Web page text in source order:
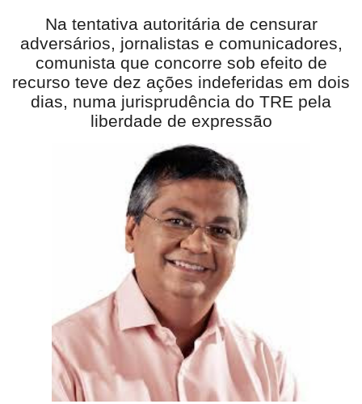
Na tentativa autoritária de censurar
adversários, jornalistas e comunicadores,
comunista que concorre sob efeito de
recurso teve dez ações indeferidas em dois
dias, numa jurisprudência do TRE pela
liberdade de expressão